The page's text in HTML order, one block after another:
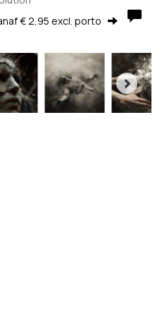
€ 2,95 excl. porto